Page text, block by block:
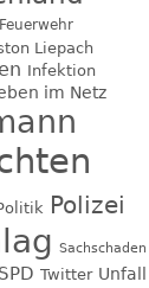
Feuerwehr
Liepach
Infektion
im Netz
Polizei
Sachschaden
SPD Twitter Unfall